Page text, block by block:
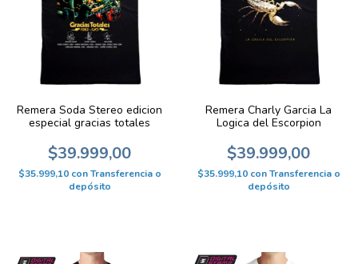
Remera Soda Stereo edicion
especial gracias totales
$39.999,00
$35.999,10 con Transferencia o
depósito
Remera Charly Garcia La
Logica del Escorpion
$39.999,00
$35.999,10 con Transferencia o
depósito